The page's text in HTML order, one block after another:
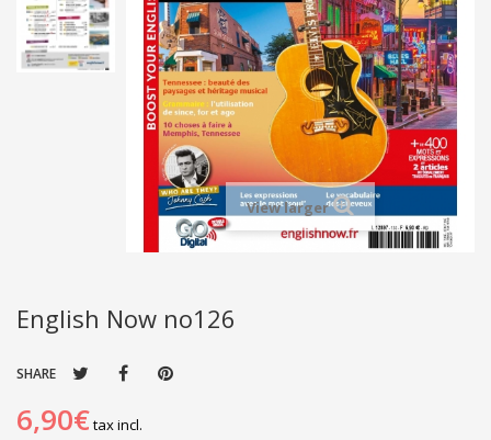
View larger
English Now no126
SHARE
6,90€tax incl.